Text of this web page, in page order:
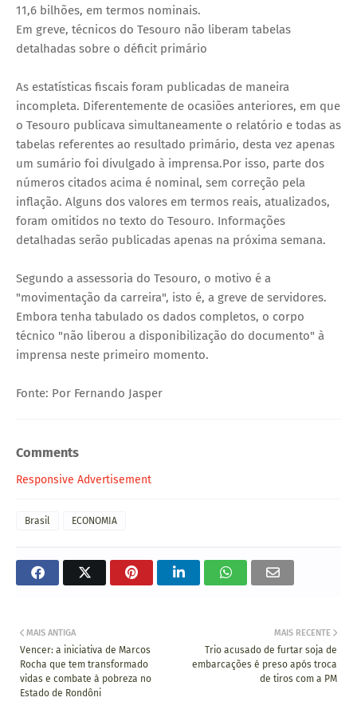
11,6 bilhões, em termos nominais.
Em greve, técnicos do Tesouro não liberam tabelas
detalhadas sobre o déficit primário
As estatísticas fiscais foram publicadas de maneira
incompleta. Diferentemente de ocasiões anteriores, em que
o Tesouro publicava simultaneamente o relatório e todas as
tabelas referentes ao resultado primário, desta vez apenas
um sumário foi divulgado à imprensa.Por isso, parte dos
números citados acima é nominal, sem correção pela
inflação. Alguns dos valores em termos reais, atualizados,
foram omitidos no texto do Tesouro. Informações
detalhadas serão publicadas apenas na próxima semana.
Segundo a assessoria do Tesouro, o motivo é a
"movimentação da carreira", isto é, a greve de servidores.
Embora tenha tabulado os dados completos, o corpo
técnico "não liberou a disponibilização do documento" à
imprensa neste primeiro momento.
Fonte: Por Fernando Jasper
Comments
Responsive Advertisement
Brasil ECONOMIA
MAIS RECENTE
Trio acusado de furtar soja de
embarcações é preso após troca
de tiros com a PM
MAIS ANTIGA
Vencer: a iniciativa de Marcos
Rocha que tem transformado
vidas e combate à pobreza no
Estado de Rondôni